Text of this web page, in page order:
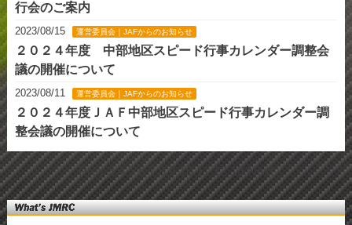
行会のご案内
2023/08/15 運営委員会｜JAFからのお知らせ
２０２４年度 中部地区スピード行事カレンダー調整会
議の開催について
2023/08/11 運営委員会｜JAFからのお知らせ
２０２４年度ＪＡＦ中部地区スピード行事カレンダー調
整会議の開催について
Prev 3 4 5 6 7 8 9 10 11 12 13 Next